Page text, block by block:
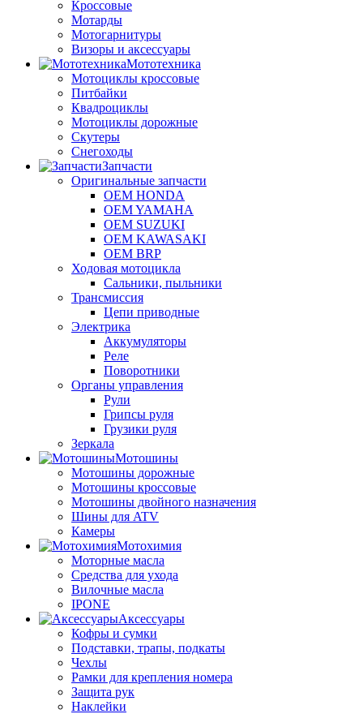
Кроссовые
Мотарды
Мотогарнитуры
Визоры и аксессуары
Мототехника
Мотоциклы кроссовые
Питбайки
Квадроциклы
Мотоциклы дорожные
Скутеры
Снегоходы
Запчасти
Оригинальные запчасти
OEM HONDA
OEM YAMAHA
OEM SUZUKI
OEM KAWASAKI
OEM BRP
Ходовая мотоцикла
Сальники, пыльники
Трансмиссия
Цепи приводные
Электрика
Аккумуляторы
Реле
Поворотники
Органы управления
Рули
Грипсы руля
Грузики руля
Зеркала
Мотошины
Мотошины дорожные
Мотошины кроссовые
Мотошины двойного назначения
Шины для ATV
Камеры
Мотохимия
Моторные масла
Средства для ухода
Вилочные масла
IPONE
Аксессуары
Кофры и сумки
Подставки, трапы, подкаты
Чехлы
Рамки для крепления номера
Защита рук
Наклейки